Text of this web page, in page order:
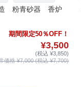
粉青砂器 香炉
期間限定50％OFF！
¥3,500
(税込 ¥3,850)
価格 ¥7,000 (税込 ¥7,700)